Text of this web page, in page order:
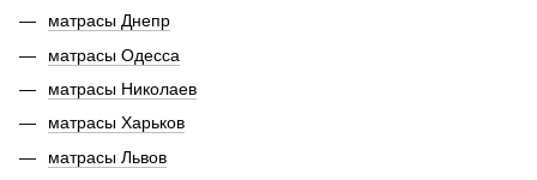
матрасы Днепр
матрасы Одесса
матрасы Николаев
матрасы Харьков
матрасы Львов